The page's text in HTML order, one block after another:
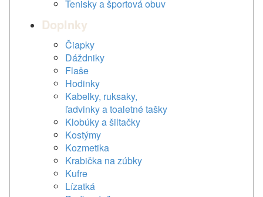
Tenisky a športová obuv
Doplnky
Čiapky
Dáždniky
Flaše
Hodinky
Kabelky, ruksaky,
ľadvinky a toaletné tašky
Klobúky a šiltačky
Kostýmy
Kozmetika
Krabička na zúbky
Kufre
Lízatká